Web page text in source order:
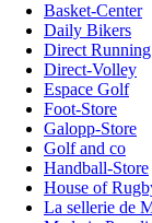
Basket-Center
Daily Bikers
Direct Running
Direct-Volley
Espace Golf
Foot-Store
Galopp-Store
Golf and co
Handball-Store
House of
La sellerie de